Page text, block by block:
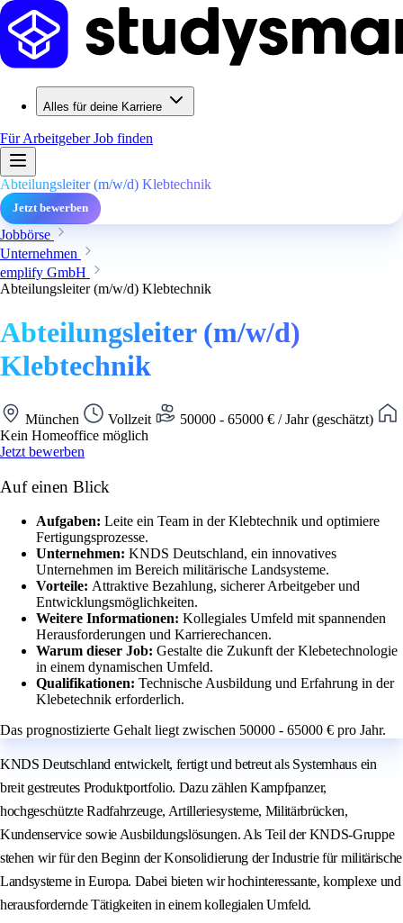
Alles für deine Karriere
Für ArbeitgeberJob finden
Abteilungsleiter (m/w/d) Klebtechnik
Jetzt bewerben
Jobbörse
Unternehmen
emplify GmbH
Abteilungsleiter (m/w/d) Klebtechnik
Abteilungsleiter (m/w/d)
Klebtechnik
München Vollzeit
50000 - 65000 € / Jahr (geschätzt)
Kein Homeoffice möglich
Jetzt bewerben
Auf einen Blick
Aufgaben: Leite ein Team in der Klebtechnik und optimiere
Fertigungsprozesse.
Unternehmen: KNDS Deutschland, ein innovatives
Unternehmen im Bereich militärische Landsysteme.
Vorteile: Attraktive Bezahlung, sicherer Arbeitgeber und
Entwicklungsmöglichkeiten.
Weitere Informationen: Kollegiales Umfeld mit spannenden
Herausforderungen und Karrierechancen.
Warum dieser Job: Gestalte die Zukunft der Klebetechnologie
in einem dynamischen Umfeld.
Qualifikationen: Technische Ausbildung und Erfahrung in der
Klebetechnik erforderlich.
Das prognostizierte Gehalt liegt zwischen 50000 - 65000 € pro Jahr.
KNDS Deutschland entwickelt, fertigt und betreut als Systemhaus ein
breit gestreutes Produktportfolio. Dazu zählen Kampfpanzer,
hochgeschützte Radfahrzeuge, Artilleriesysteme, Militärbrücken,
Kundenservice sowie Ausbildungslösungen. Als Teil der KNDS-Gruppe
stehen wir für den Beginn der Konsolidierung der Industrie für militärische
Landsysteme in Europa. Dabei bieten wir hochinteressante, komplexe und
herausfordernde Tätigkeiten in einem kollegialen Umfeld.